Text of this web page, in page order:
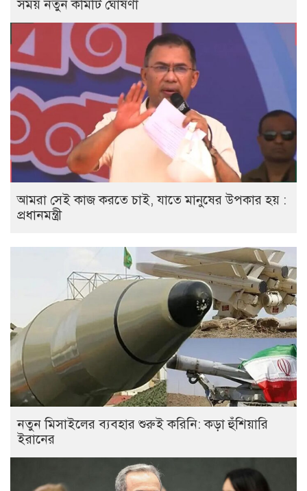
সময় নতুন কমিটি ঘোষণা
আমরা সেই কাজ করতে চাই, যাতে মানুষের উপকার হয় :
প্রধানমন্ত্রী
নতুন মিসাইলের ব্যবহার শুরুই করিনি: কড়া হুঁশিয়ারি
ইরানের